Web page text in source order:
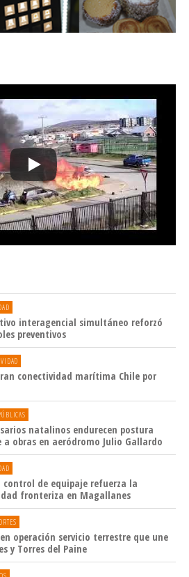
interagencial simultáneo reforzó
preventivos
conectividad marítima Chile por
natalinos endurecen postura
a obras en aeródromo Julio Gallardo
control de equipaje refuerza la
fronteriza en Magallanes
operación servicio terrestre que une
y Torres del Paine